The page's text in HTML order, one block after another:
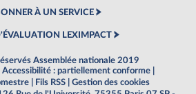
À UN SERVICE
LEXIMPACT
Assemblée nationale 2019
Accessibilité : partiellement conforme
Fils RSS
Gestion des cookies